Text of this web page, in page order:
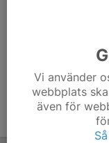
Vi använder
webbplats
även för